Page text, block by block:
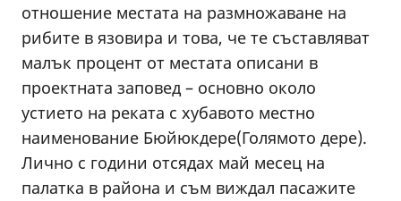
отношение местата на размножаване на
рибите в язовира и това, че те съставляват
малък процент от местата описани в
проектната заповед – основно около
устието на реката с хубавото местно
наименование Бюйюкдере(Голямото дере).
Лично с години отсядах май месец на
палатка в района и съм виждал пасажите